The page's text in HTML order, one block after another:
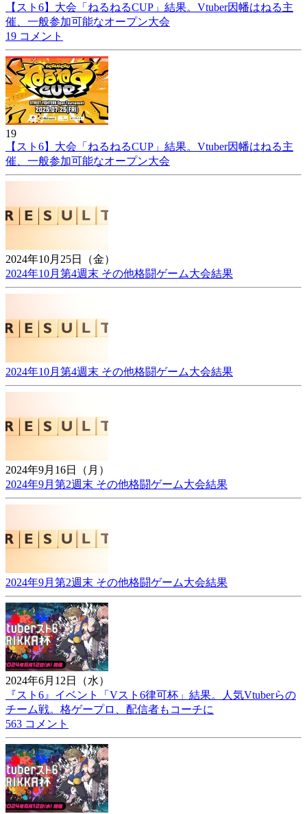
【スト6】大会「ねるねるCUP」結果。Vtuber因幡はねる主
催、一般参加可能なオープン大会
19 コメント
19
【スト6】大会「ねるねるCUP」結果。Vtuber因幡はねる主
催、一般参加可能なオープン大会
2024年10月25日（金）
2024年10月第4週末 その他格闘ゲーム大会結果
2024年10月第4週末 その他格闘ゲーム大会結果
2024年9月16日（月）
2024年9月第2週末 その他格闘ゲーム大会結果
2024年9月第2週末 その他格闘ゲーム大会結果
2024年6月12日（水）
『スト6』イベント「Vスト6律可杯」結果。人気Vtuberらの
チーム戦。格ゲープロ、配信者もコーチに
563 コメント